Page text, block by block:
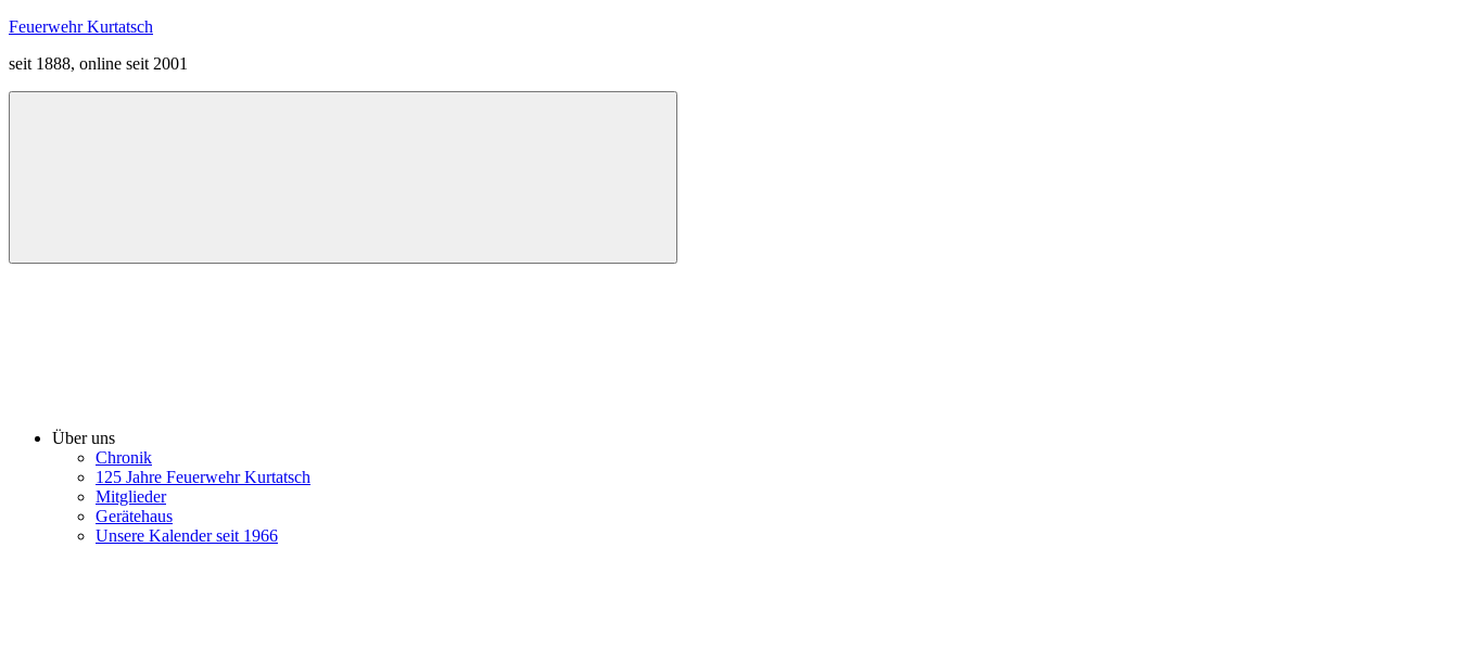
Zum
springen
Feuerwehr Kurtatsch
seit 1888, online seit 2001
Menü
Über uns
Chronik
125 Jahre Feuerwehr Kurtatsch
Mitglieder
Gerätehaus
Unsere Kalender seit 1966